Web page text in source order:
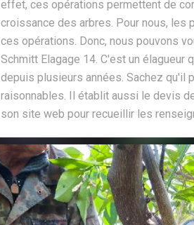
effet, ces opérations permettent de
croissance des arbres. Pour nous,
ces opérations. Donc, nous pouvons
Schmitt Elagage 14. C'est un
depuis plusieurs années. Sachez qu'il
raisonnables. Il établit aussi le devis
son site web pour recueillir les